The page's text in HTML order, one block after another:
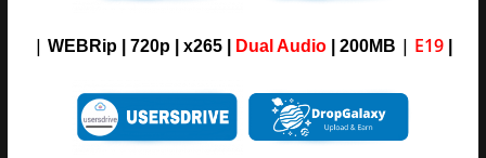
| WEBRip | 720p | x265 | Dual Audio | 200MB | E19